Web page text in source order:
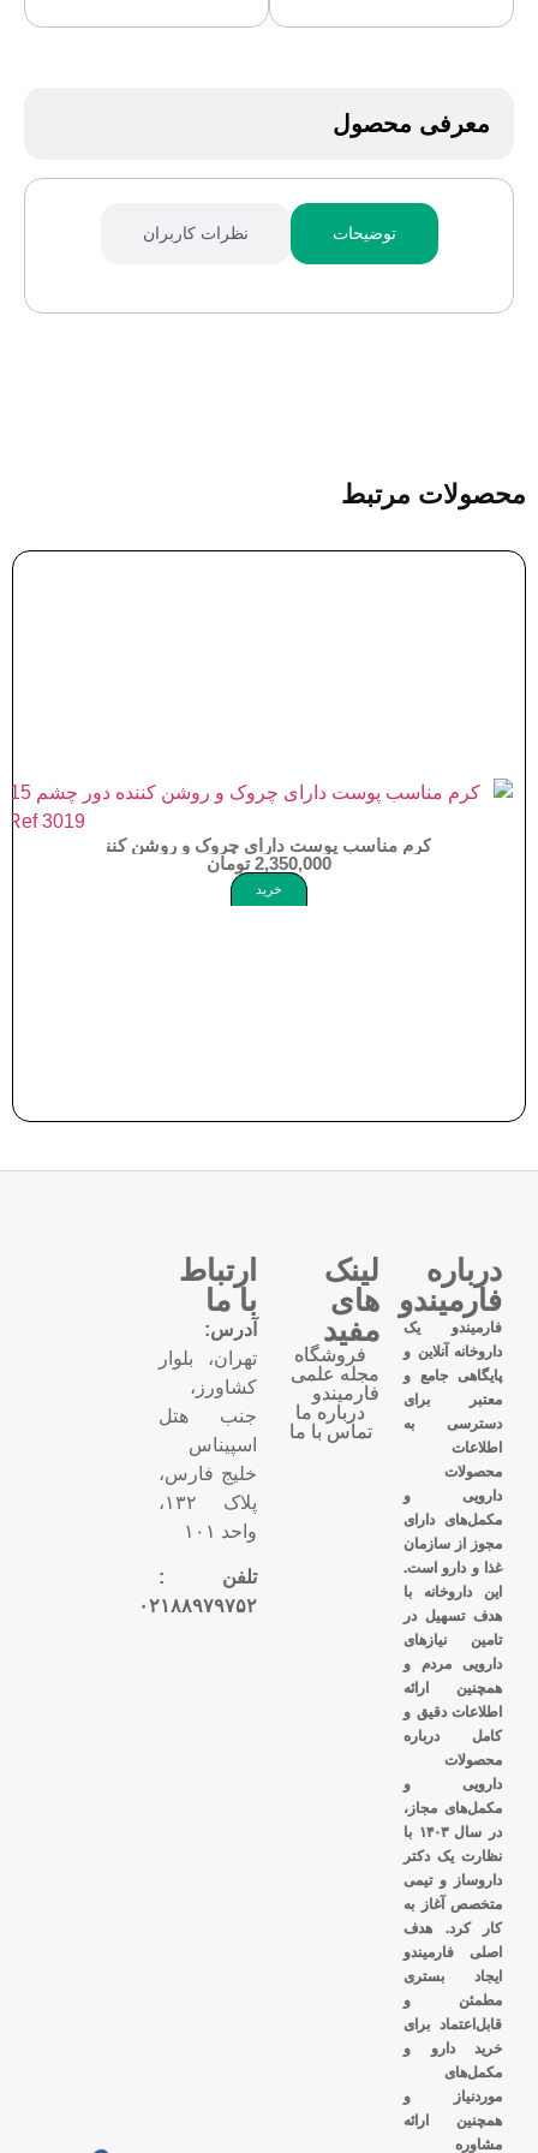
معرفی محصول
توضیحات نظرات کاربران
محصولات مرتبط
کرم مناسب پوست دارای چروک و روشن کننده دور چشم 15میلی لیتر درمایونیک Dermaunique Unique Rejuvenating Brightening Eye Cream 15ml Ref 3019
2,350,000 تومان
خرید
درباره
فارمیندو
فارمیندو یک
داروخانه آنلاین و
پایگاهی جامع و
معتبر برای
دسترسی به
اطلاعات
محصولات
دارویی و
مکمل‌های دارای
مجوز از سازمان
غذا و دارو است.
این داروخانه با
هدف تسهیل در
تامین نیازهای
دارویی مردم و
همچنین ارائه
اطلاعات دقیق و
کامل درباره
محصولات
دارویی و
مکمل‌های مجاز،
در سال ۱۴۰۳ با
نظارت یک دکتر
داروساز و تیمی
متخصص آغاز به
کار کرد. هدف
اصلی فارمیندو
ایجاد بستری
مطمئن و
قابل‌اعتماد برای
خرید دارو و
مکمل‌های
موردنیاز و
همچنین ارائه
مشاوره
لینک
های
مفید
فروشگاه
مجله علمی
فارمیندو
درباره ما
تماس با ما
ارتباط
با ما
آدرس:
تهران، بلوار
کشاورز،
جنب هتل
اسپیناس
خلیج فارس،
پلاک ۱۳۲،
واحد ۱۰۱
تلفن :
۰۲۱۸۸۹۷۹۷۵۲